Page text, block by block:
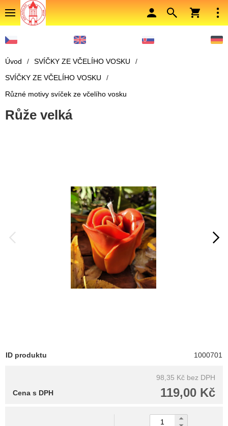
Úvod / SVÍČKY ZE VČELÍHO VOSKU
/
SVÍČKY ZE VČELÍHO VOSKU
/
Různé motivy svíček ze včelího vosku
Růže velká
ID produktu 1000701
98,35 Kč bez DPH
119,00 Kč
Cena s DPH